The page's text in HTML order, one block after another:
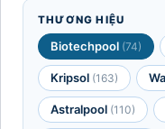
THƯƠNG HIỆU
Biotechpool (74)
Kripsol (163)
Astralpool (110)